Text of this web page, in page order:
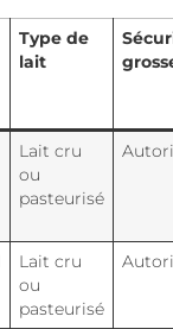
Type de
lait
Lait cru
ou
pasteurisé
Lait cru
ou
pasteurisé